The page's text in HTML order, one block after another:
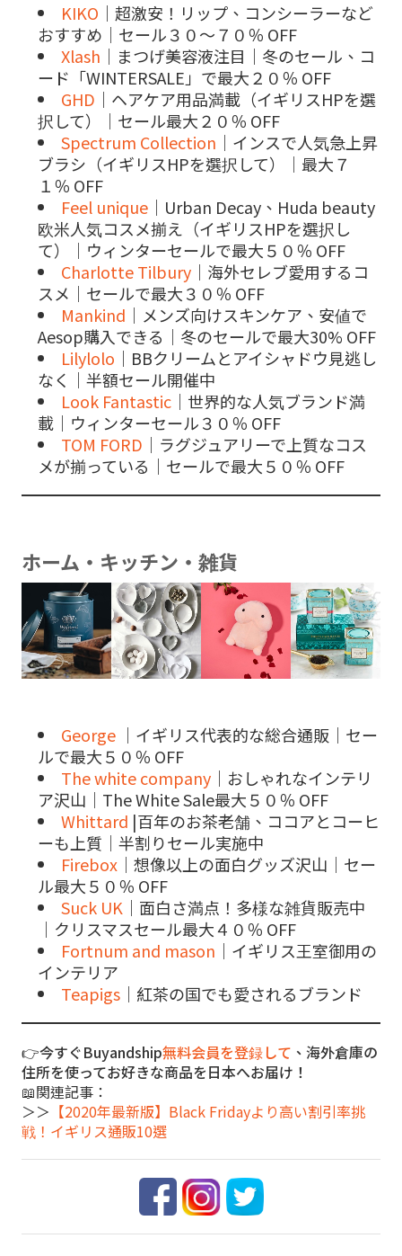
KIKO ｜超激安！リップ、コンシーラーなど
おすすめ｜セール３０～７０％ OFF
Xlash ｜まつげ美容液注目｜冬のセール、コ
ード「WINTERSALE」で最大２０％ OFF
GHD ｜ヘアケア用品満載（イギリスHPを選
択して）｜セール最大２０％ OFF
Spectrum Collection ｜インスで人気急上昇
ブラシ（イギリスHPを選択して）｜最大７
１％ OFF
Feel unique ｜Urban Decay、Huda beauty
欧米人気コスメ揃え（イギリスHPを選択し
て）｜ウィンターセールで最大５０％ OFF
Charlotte Tilbury ｜海外セレブ愛用するコ
スメ｜セールで最大３０％ OFF
Mankind ｜メンズ向けスキンケア、安値で
Aesop購入できる｜冬のセールで最大30% OFF
Lilylolo ｜BBクリームとアイシャドウ見逃し
なく｜半額セール開催中
Look Fantastic ｜世界的な人気ブランド満
載｜ウィンターセール３０％ OFF
TOM FORD ｜ラグジュアリーで上質なコス
メが揃っている｜セールで最大５０％ OFF
ホーム・キッチン・雑貨
George ｜イギリス代表的な総合通販｜セー
ルで最大５０％ OFF
The white company ｜おしゃれなインテリ
ア沢山｜The White Sale最大５０％ OFF
Whittard |百年のお茶老舗、ココアとコーヒ
ーも上質｜半割りセール実施中
Firebox ｜想像以上の面白グッズ沢山｜セー
ル最大５０％ OFF
Suck UK ｜面白さ満点！多様な雑貨販売中
｜クリスマスセール最大４０％ OFF
Fortnum and mason ｜イギリス王室御用の
インテリア
Teapigs ｜紅茶の国でも愛されるブランド
👉今すぐBuyandship無料会員を登録して 、海外倉庫の
住所を使ってお好きな商品を日本へお届け！
📖関連記事：
＞＞ 【2020年最新版】Black Fridayより高い割引率挑
戦！イギリス通販10選